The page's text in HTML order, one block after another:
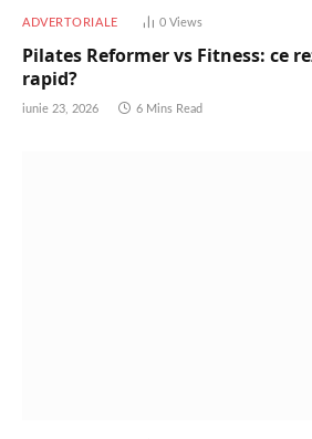
ADVERTORIALE 0 Views
Pilates Reformer vs Fitness: ce
rapid?
iunie 23, 2026 6 Mins Read